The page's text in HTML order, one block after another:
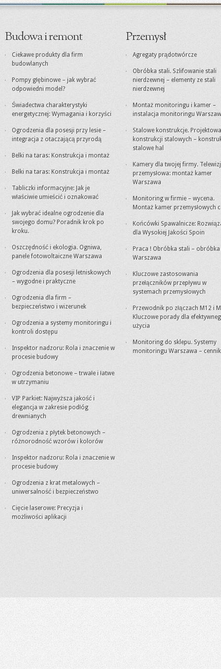
Budowa i remont
Ciekawe produkty dla firm
budowlanych
Pompy głębinowe – jak wybrać
odpowiedni model?
Świadectwa charakterystyki
energetycznej: Wymagania i korzyści
Ogrodzenia dla posesji przy lesie –
integracja z otaczającą przyrodą
Belki na taras: Konstrukcja i montaż
Belki na taras: Konstrukcja i montaż
Tabliczki informacyjne: Jak je
właściwie umieścić i oznakować
Jak wybrać idealne ogrodzenie dla
swojego domu? Poradnik krok po
kroku.
Oszczędność i ekologia. Ogniwa,
panele fotowoltaiczne Warszawa
Ogrodzenia dla posesji letniskowych
– wygodne i praktyczne
Ogrodzenia dla firm –
bezpieczeństwo i wizerunek
Ogrodzenia a systemy monitoringu i
kontroli dostępu
Inspektor nadzoru: Rola i znaczenie w
procesie budowy
Ogrodzenia betonowe – trwałe i łatwe
w utrzymaniu
VIP Parkiet: Najwyższa jakość i
elegancja w zakresie podłóg
drewnianych
Ogrodzenia z płytek betonowych –
różnorodność wzorów i kolorów
Inspektor nadzoru: Rola i znaczenie w
procesie budowy
Ogrodzenia z krat metalowych –
uniwersalność i bezpieczeństwo
Cięcie laserowe: Precyzja i
możliwości aplikacji
Przemysł
Agregaty prądotwórcze
Obróbka stali. Szlifowanie stali
nierdzewnej – elementy ze stali
nierdzewnej
Montaż monitoringu i kamer –
instalacja monitoringu
Stalowe konstrukcje.
konstrukcji stalowych –
stalowe hal
Kamery dla twojej firmy.
przemysłowa: montaż kamer
Warszawa
Monitoring w firmie – wycena.
Montaż kamer przemysłowych
Końcówki Spawalnicze:
dla Wysokiej Jakości Spoin
Praca ! Obróbka stali – obróbka
Warszawa
Kluczowe zastosowania
przełączników przepływu w
systemach przemysłowych
Przewodnik po złączach M12 i
Kluczowe porady dla
użycia
Monitoring do sklepu. Systemy
monitoringu Warszawa – cennik